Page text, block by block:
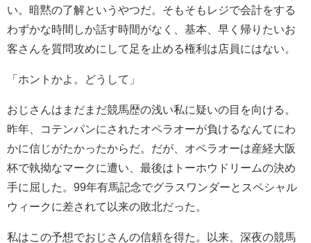
い。暗黙の了解というやつだ。そもそもレジで会計をする
わずかな時間しか話す時間がなく、基本、早く帰りたいお
客さんを質問攻めにして足を止める権利は店員にはない。
「ホントかよ。どうして」
おじさんはまだまだ競馬歴の浅い私に疑いの目を向ける。
昨年、コテンパンにされたオペラオーが負けるなんてにわ
かに信じがたかったからだ。だが、オペラオーは産経大阪
杯で執拗なマークに遭い、最後はトーホウドリームの決め
手に屈した。99年有馬記念でグラスワンダーとスペシャル
ウィークに差されて以来の敗北だった。
私はこの予想でおじさんの信頼を得た。以来、深夜の競馬